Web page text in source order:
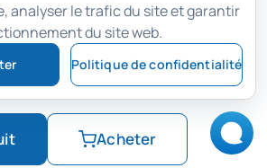
restaure les fichiers et
des partitions supprimées,
ou inaccessibles, même si le
est corrompu.
Acheter
analyser le trafic du site et garantir
du site web.
Politique de confidentialité